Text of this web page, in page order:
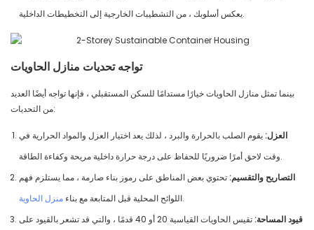
يعكس أسلوبك ، من التشطيبات الخارجية إلى التخطيطات الداخلية.
تواجه تحديات منازل الحاويات
بينما تمثل منازل الحاويات خيارًا مستدامًا للسكن المستقبلي ، فإنها تواجه أيضًا العديد
من التحديات:
العزل: يقوم الصلب بالحرارة والبرد ، لذلك يعد اختيار العزل والمواد الحرارية في
وقت لاحق أمرًا ضروريًا للحفاظ على درجة حرارة داخلية مريحة وكفاءة الطاقة.
التصاريح والتقسيم: تحتوي بعض المناطق على رموز بناء صارمة ، مما يستلزم فهم
اللوائح المحلية قبل المتابعة مع بناء منزل الحاوية
.
قيود المساحة:
تقيس الحاويات القياسية 20 أو 40 قدمًا ، والتي قد تشعر بالقيود على